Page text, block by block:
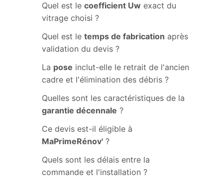
Quel est le coefficient Uw exact du
vitrage choisi ?
Quel est le temps de fabrication après
validation du devis ?
La pose inclut-elle le retrait de l'ancien
cadre et l'élimination des débris ?
Quelles sont les caractéristiques de la
garantie décennale ?
Ce devis est-il éligible à
MaPrimeRénov' ?
Quels sont les délais entre la
commande et l'installation ?